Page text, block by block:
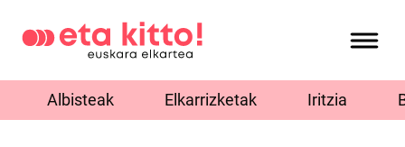
Albisteak Elkarrizketak Iritzia